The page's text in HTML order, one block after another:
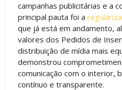
campanhas publicitárias e a
principal pauta foi a
que já está em andamento,
valores dos Pedidos de
distribuição de mídia mais
demonstrou
comunicação com o interior,
contínuo e transparente.